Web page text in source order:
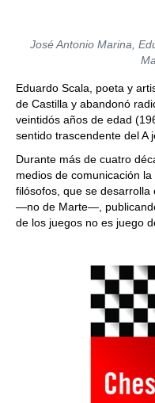
José Antonio Marina,
Eduardo Scala, poeta y
de Castilla y abandonó
veintidós años de edad
sentido trascendente del A
Durante más de cuatro
medios de comunicación
filósofos, que se
―no de Marte―,
de los juegos no es juego